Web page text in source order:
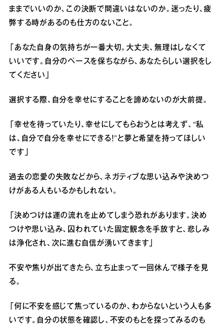
ままでいいのか、この決断で間違いはないのか。迷ったり、疲
弊する時があるのも仕方のないこと。
「あなた自身の気持ちが一番大切。大丈夫、無理はしなくて
いいです。自分のペースを保ちながら、あなたらしい選択をし
てください」
選択する際、自分を幸せにすることを諦めないのが大前提。
「幸せを待っていたり、幸せにしてもらおうとは考えず、“私
は、自分で自分を幸せにできる！”と夢と希望を持ってほしい
です」
過去の恋愛の失敗などから、ネガティブな思い込みや決めつ
けがある人もいるかもしれない。
「決めつけは運の流れを止めてしまう恐れがあります。決め
つけや思い込み、囚われていた固定観念を手放すと、悲しみ
は浄化され、次に進む自信が湧いてきます」
不安や焦りが出てきたら、立ち止まって一回休んで様子を見
る。
「何に不安を感じて焦っているのか、わからないという人も多
いです。自分の状態を確認し、不安のもとを探ってみるのも